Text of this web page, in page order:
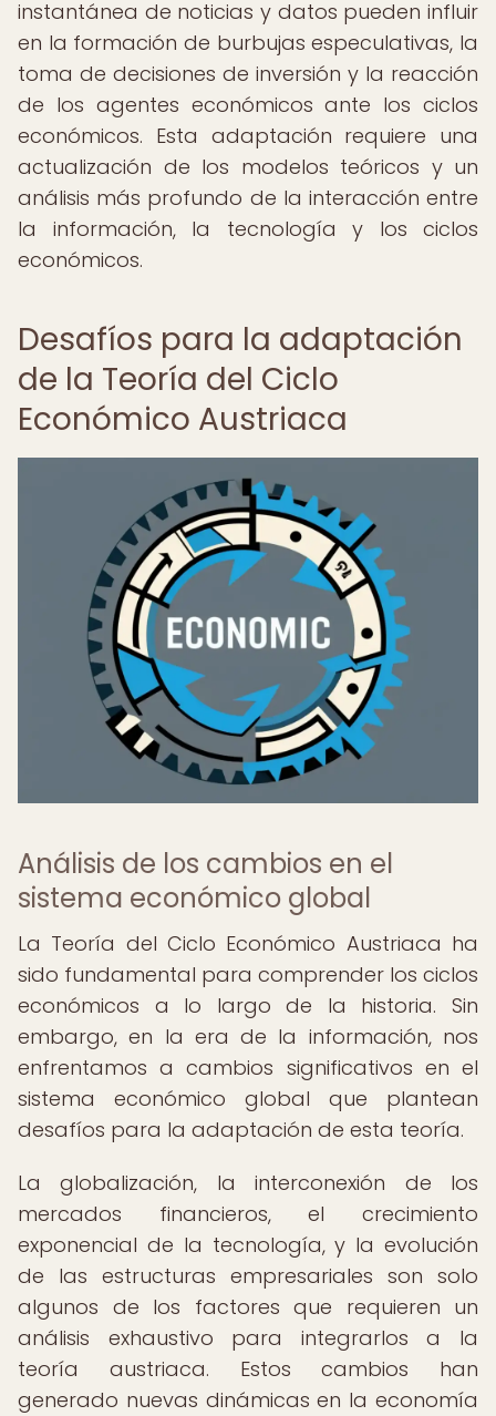
instantánea de noticias y datos pueden influir
en la formación de burbujas especulativas, la
toma de decisiones de inversión y la reacción
de los agentes económicos ante los ciclos
económicos. Esta adaptación requiere una
actualización de los modelos teóricos y un
análisis más profundo de la interacción entre
la información, la tecnología y los ciclos
económicos.
Desafíos para la adaptación
de la Teoría del Ciclo
Económico Austriaca
Análisis de los cambios en el
sistema económico global
La Teoría del Ciclo Económico Austriaca ha
sido fundamental para comprender los ciclos
económicos a lo largo de la historia. Sin
embargo, en la era de la información, nos
enfrentamos a cambios significativos en el
sistema económico global que plantean
desafíos para la adaptación de esta teoría.
La globalización, la interconexión de los
mercados financieros, el crecimiento
exponencial de la tecnología, y la evolución
de las estructuras empresariales son solo
algunos de los factores que requieren un
análisis exhaustivo para integrarlos a la
teoría austriaca. Estos cambios han
generado nuevas dinámicas en la economía